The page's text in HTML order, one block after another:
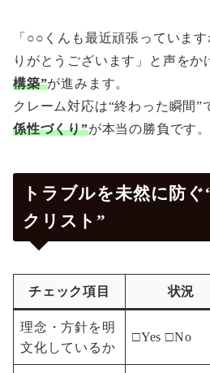
「○○くんも最近頑張っていま
りがとうございます」と声をか
構築”が進みます。
クレーム対応は“終わった瞬間”
係性づくり”が本当の勝負です。
トラブルを未然に防
クリスト”
チェック項目 状況
理念・方針を明
文化しているか
□Yes □No